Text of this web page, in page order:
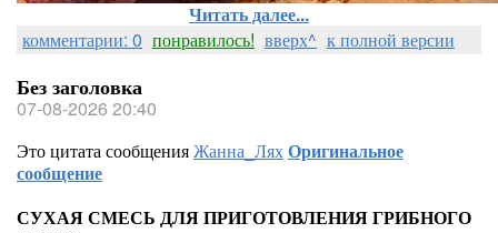
Читать далее...
комментарии: 0 понравилось! вверх^ к полной версии
Без заголовка
07-08-2026 20:40
Это цитата сообщенияЖанна_ЛяхОригинальное
сообщение
СУХАЯ СМЕСЬ ДЛЯ ПРИГОТОВЛЕНИЯ ГРИБНОГО